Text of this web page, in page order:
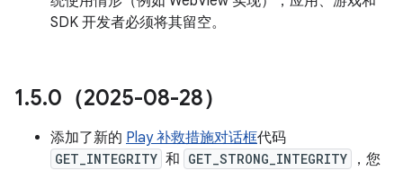
SDK 开发者必须将其留空。
1.5.0（2025-08-28）
添加了新的 Play 补救措施对话框代码
GET_INTEGRITY 和 GET_STRONG_INTEGRITY
，您